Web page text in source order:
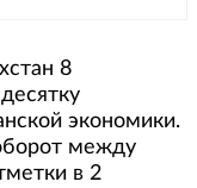
8
экономики.
между
в 2